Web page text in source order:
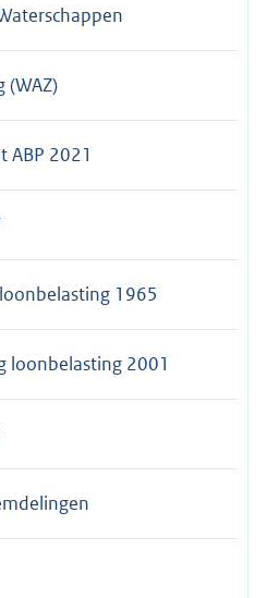
(WAZ)
ABP 2021
1965
loonbelasting 2001